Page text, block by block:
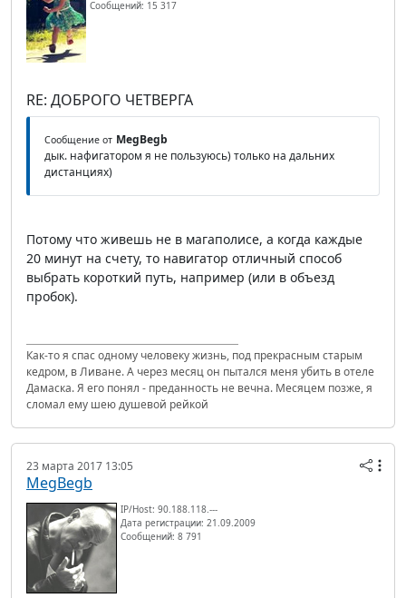
Сообщений: 15 317
RE: ДОБРОГО ЧЕТВЕРГА
Сообщение от MegBegb
дык. нафигатором я не пользуюсь) только на дальних
дистанциях)
Потому что живешь не в магаполисе, а когда каждые
20 минут на счету, то навигатор отличный способ
выбрать короткий путь, например (или в объезд
пробок).
Как-то я спас одному человеку жизнь, под прекрасным старым
кедром, в Ливане. А через месяц он пытался меня убить в отеле
Дамаска. Я его понял - преданность не вечна. Месяцем позже, я
сломал ему шею душевой рейкой
23 марта 2017 13:05
MegBegb
IP/Host: 90.188.118.---
Дата регистрации: 21.09.2009
Сообщений: 8 791